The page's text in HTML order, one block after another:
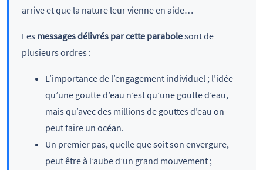
arrive et que la nature leur vienne en aide…
Les messages délivrés par cette parabolesont de
plusieurs ordres :
L’importance de l’engagement individuel ; l’idée
qu’une goutte d’eau n’est qu’une goutte d’eau,
mais qu’avec des millions de gouttes d’eau on
peut faire un océan.
Un premier pas, quelle que soit son envergure,
peut être à l’aube d’un grand mouvement ;